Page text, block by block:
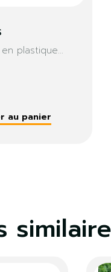
plastique...
au panier